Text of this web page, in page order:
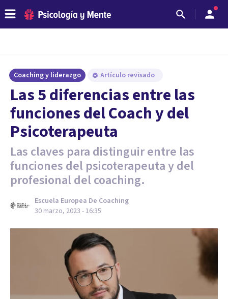
Coaching y liderazgo Artículo revisado
Las 5 diferencias entre las
funciones del Coach y del
Psicoterapeuta
Las claves para distinguir entre las
funciones del psicoterapeuta y del
profesional del coaching.
Escuela Europea De Coaching
30 marzo, 2023 - 16:35